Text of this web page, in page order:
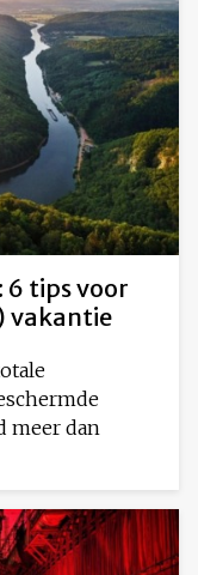
6 tips voor
vakantie
meer dan